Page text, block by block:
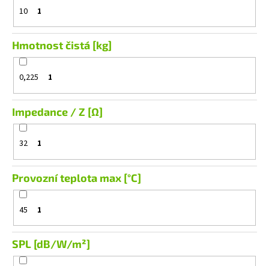
10 1
Hmotnost čistá [kg]
0,225 1
Impedance / Z [Ω]
32 1
Provozní teplota max [°C]
45 1
SPL [dB/W/m²]